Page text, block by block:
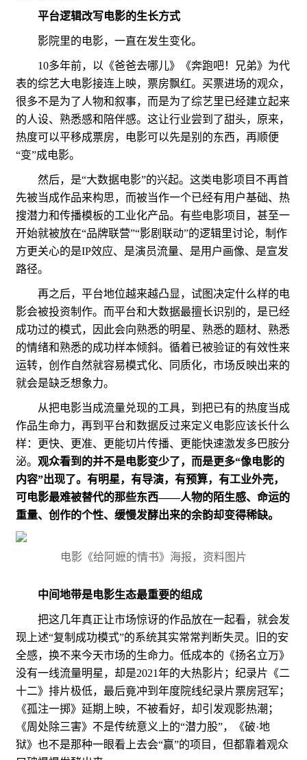
平台逻辑改写电影的生长方式
影院里的电影，一直在发生变化。
10多年前，以《爸爸去哪儿》《奔跑吧！兄弟》为代
表的综艺大电影接连上映，票房飘红。买票进场的观众，
很多不是为了人物和叙事，而是为了综艺里已经建立起来
的人设、熟悉感和陪伴感。这让行业尝到了甜头，原来，
热度可以平移成票房，电影可以先是别的东西，再顺便
“变”成电影。
然后，是“大数据电影”的兴起。这类电影项目不再首
先被当成作品来构思，而被当作一个已经有用户基础、热
搜潜力和传播模板的工业化产品。有些电影项目，甚至一
开始就被放在“品牌联营”“影剧联动”的逻辑里讨论，制作
方更关心的是IP效应、是演员流量、是用户画像、是宣发
路径。
再之后，平台地位越来越凸显，试图决定什么样的电
影会被投资制作。而平台和大数据最擅长识别的，是已经
成功过的模式，因此会向熟悉的明星、熟悉的题材、熟悉
的情绪和熟悉的成功样本倾斜。循着已被验证的有效性来
运转，创作自然就容易模式化、同质化，市场反映出来的
就会是缺乏想象力。
从把电影当成流量兑现的工具，到把已有的热度当成
作品生命力，再到平台和数据反过来定义电影应该长什么
样：更快、更准、更能切片传播、更能快速激发多巴胺分
泌。 观众看到的并不是电影变少了，而是更多“像电影的
内容”出现了。有明星，有导演，有预算，有工业外壳，
可电影最难被替代的那些东西——人物的陌生感、命运的
重量、创作的个性、缓慢发酵出来的余韵却变得稀缺。
电影《给阿嬷的情书》海报，资料图片
中间地带是电影生态最重要的组成
把这几年真正让市场惊讶的作品放在一起看，就会发
现上述“复制成功模式”的系统其实常常判断失灵。旧的安
全感，换不来今天市场的生命力。低成本的《扬名立万》
没有一线流量明星，却是2021年的大热影片；纪录片《二
十二》排片极低，最后竟冲到年度院线纪录片票房冠军；
《孤注一掷》延期上映，不被看好，却引发观影热潮；
《周处除三害》不是传统意义上的“潜力股”，《破·地
狱》也不是那种一眼看上去会“赢”的项目，但都靠着观众